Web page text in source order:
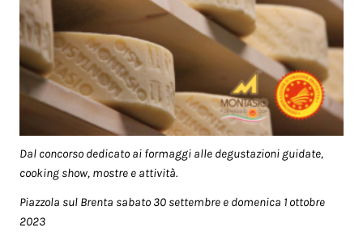
Dal concorso dedicato ai formaggi alle degustazioni guidate,
cooking show, mostre e attività.
Piazzola sul Brenta sabato 30 settembre e domenica 1 ottobre
2023